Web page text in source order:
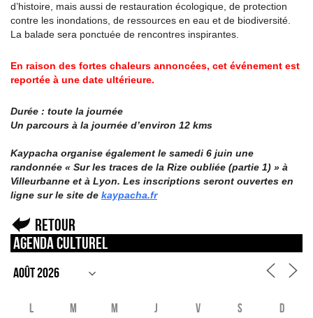
d’histoire, mais aussi de restauration écologique, de protection
contre les inondations, de ressources en eau et de biodiversité.
La balade sera ponctuée de rencontres inspirantes.
En raison des fortes chaleurs annoncées, cet événement est
reportée à une date ultérieure.
Durée : toute la journée
Un parcours à la journée d’environ 12 kms
Kaypacha organise également le samedi 6 juin une
randonnée « Sur les traces de la Rize oubliée (partie 1) » à
Villeurbanne et à Lyon. Les inscriptions seront ouvertes en
ligne sur le site de kaypacha.fr
Retour
Agenda culturel
L M M J V S D